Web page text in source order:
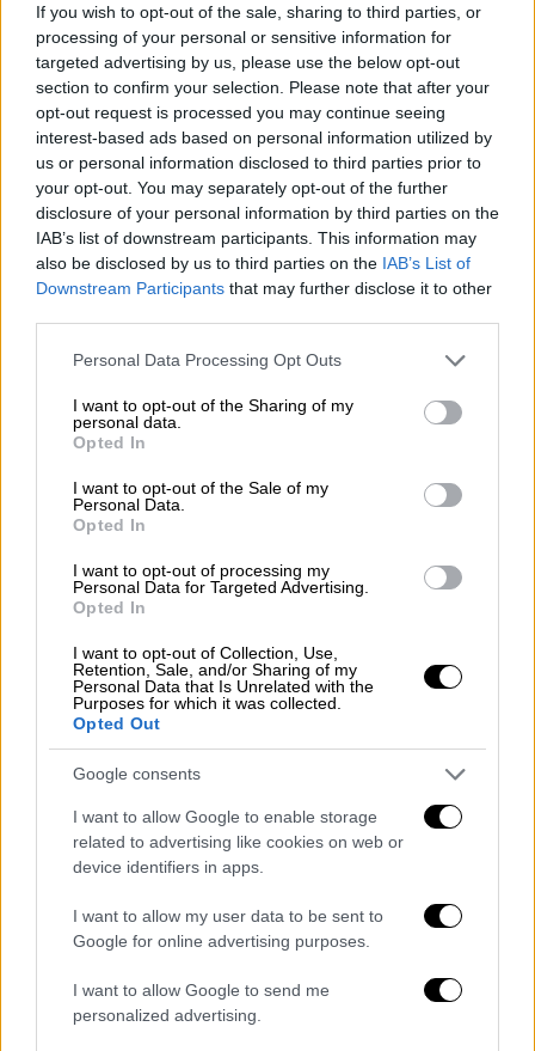
If you wish to opt-out of the sale, sharing to third parties, or
processing of your personal or sensitive information for
targeted advertising by us, please use the below opt-out
section to confirm your selection. Please note that after your
opt-out request is processed you may continue seeing
interest-based ads based on personal information utilized by
us or personal information disclosed to third parties prior to
your opt-out. You may separately opt-out of the further
disclosure of your personal information by third parties on the
IAB’s list of downstream participants. This information may
also be disclosed by us to third parties on the IAB’s List of
Downstream Participants that may further disclose it to other
Please note that this website/app uses one or more Google
not limited to your visit or usage behaviour. You may click to
grant or deny consent to Google and its third-party tags to
use your data for below specified purposes in below Google
consent section.
Personal Data Processing Opt Outs
I want to opt-out of the Sharing of my
personal data.
Opted In
I want to opt-out of the Sale of my
Personal Data.
Opted In
I want to opt-out of processing my
Personal Data for Targeted Advertising.
Opted In
I want to opt-out of Collection, Use,
Retention, Sale, and/or Sharing of my
Personal Data that Is Unrelated with the
Purposes for which it was collected.
Opted Out
Google consents
I want to allow Google to enable storage
related to advertising like cookies on web or
device identifiers in apps.
I want to allow my user data to be sent to
Google for online advertising purposes.
I want to allow Google to send me
personalized advertising.
αναζήτησης ενός 86χρονου κυνηγού ο
οποίοςαγνοούνταναπό το μεσημέρι της
Παρασκευής(21/11) σε ορεινή περιοχή στο
Καλόκαστρο του Δήμου ΗράκλειαςΣερρών
ΔΙΑΒΑΣΤΕ ΕΠΙΣΗΣ
Ελλάδα|22.11.2025 08:29
Μήνυση κατέθεσε ο πατέρας της
13χρονης που πνίγηκε στον Πειραιά -
Συγκλονιστικές λεπτομέρειες
Ο άτυχος άνδρας εντοπίστηκε τις πρώτες
πρωινές ώρες σήμερα νεκρός
σε δύσβατη
περιοχή στοΚεφαλοχώρι
στο εκκλησάκι του
Προφήτη Ηλία
συνέχεια, ξεκίνησε η επιχείρηση ανάσυρσης
της σορούς του.
Οι αγωνιώδεις προσπάθειες
αναζήτησης
Ο 86χρονος είχε πάει το πρωί της
Παρασκευής(21/11) για κυνήγι στην
Καλοκάστρου του
Δήμου Ηράκλειας.Από το απόγευμα όμως
δεν είχε δώσει σημεία ζωής με αποτέλεσμα
αρχές. Ακολούθησε μεγάλη επιχείρηση
εντοπισμού του από άνδρες της αστυνομίας
και της πυροσβεστικής.